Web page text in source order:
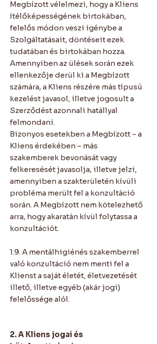
Megbízott vélelmezi, hogy a Kliens
ítélőképességének birtokában,
felelős módon veszi igénybe a
Szolgáltatásait, döntéseit ezek
tudatában és birtokában hozza.
Amennyiben az ülések során ezek
ellenkezője derül ki a Megbízott
számára, a Kliens részére más típusú
kezelést javasol, illetve jogosult a
Szerződést azonnali hatállyal
felmondani.
Bizonyos esetekben a Megbízott – a
Kliens érdekében – más
szakemberek bevonását vagy
felkeresését javasolja, illetve jelzi,
amennyiben a szakterületén kívüli
probléma merült fel a konzultáció
során. A Megbízott nem kötelezhető
arra, hogy akaratán kívül folytassa a
konzultációt.
1.9. A mentálhigiénés szakemberrel
való konzultáció nem menti fel a
Klienst a saját életét, életvezetését
illető, illetve egyéb (akár jogi)
felelőssége alól.
2. A Kliens jogai és